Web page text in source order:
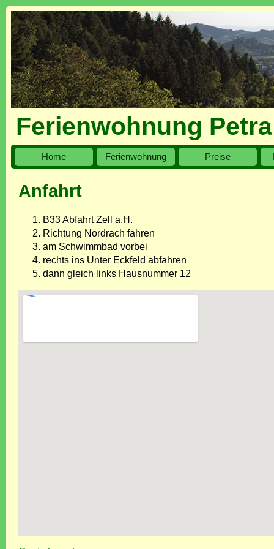
Ferienwohnung
Home Ferienwohnung Preise
Anfahrt
B33 Abfahrt Zell a.H.
Richtung Nordrach fahren
am Schwimmbad vorbei
rechts ins Unter Eckfeld abfahren
dann gleich links Hausnummer 12